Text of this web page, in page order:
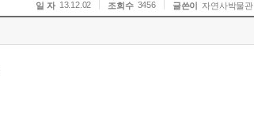
일 자 13.12.02 조회수 3456 글쓴이 자연사박물관